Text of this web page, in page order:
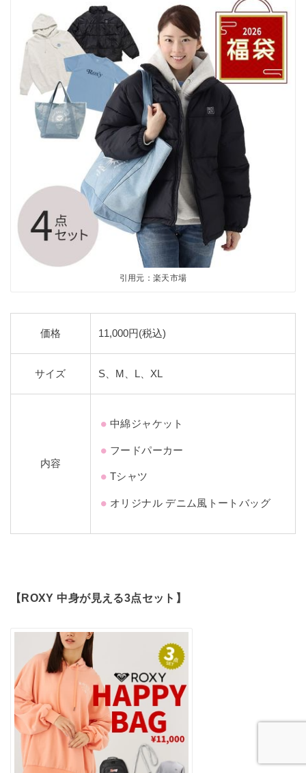
引用元：楽天市場
価格 11,000円(税込)
サイズ S、M、L、XL
内容
中綿ジャケット
フードパーカー
Tシャツ
オリジナル デニム風トートバッグ
【ROXY 中身が見える3点セット】